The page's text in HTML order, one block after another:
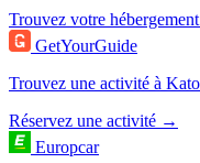
Trouvez votre
GetYourGuide
Trouvez une activité à
Réservez une activité →
Europcar